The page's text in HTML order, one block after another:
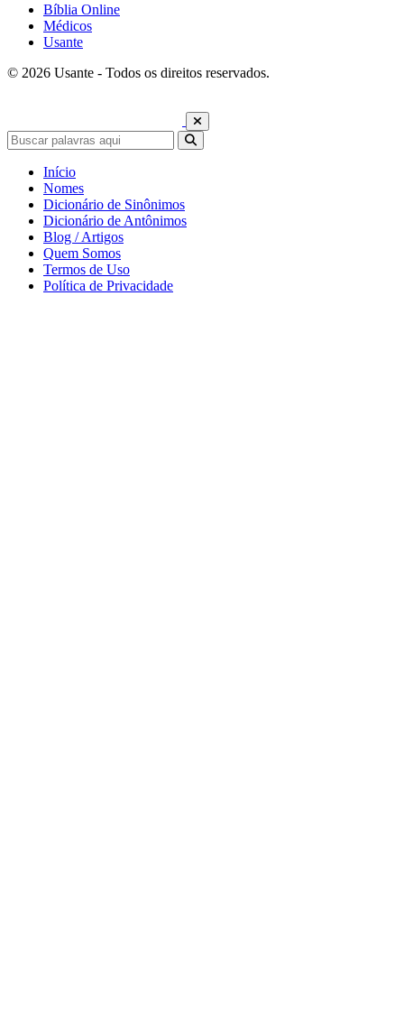
Bíblia Online
Médicos
Usante
© 2026 Usante - Todos os direitos reservados.
Início
Nomes
Dicionário de Sinônimos
Dicionário de Antônimos
Blog / Artigos
Quem Somos
Termos de Uso
Política de Privacidade